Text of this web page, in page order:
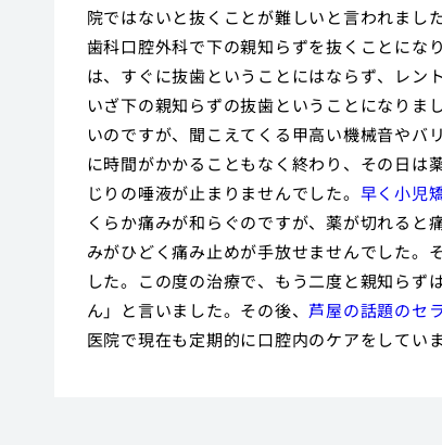
院ではないと抜くことが難しいと言われまし
歯科口腔外科で下の親知らずを抜くことにな
は、すぐに抜歯ということにはならず、レン
いざ下の親知らずの抜歯ということになりま
いのですが、聞こえてくる甲高い機械音やバ
に時間がかかることもなく終わり、その日は
じりの唾液が止まりませんでした。 早く小児
くらか痛みが和らぐのですが、薬が切れる
みがひどく痛み止めが手放せませんでした。
した。この度の治療で、もう二度と親知らず
ん」と言いました。その後、 芦屋の話題のセ
医院で現在も定期的に口腔内のケアをしていま